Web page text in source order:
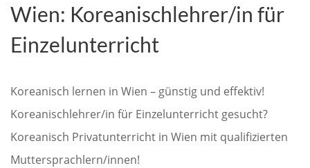
Wien: Koreanischlehrer/in für
Einzelunterricht
Koreanisch lernen in Wien – günstig und effektiv!
Koreanischlehrer/in für Einzelunterricht gesucht?
Koreanisch Privatunterricht in Wien mit qualifizierten
Muttersprachlern/innen!